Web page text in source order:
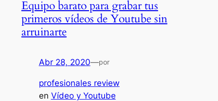
Equipo barato para grabar tus
primeros vídeos de Youtube sin
arruinarte
Abr 28, 2020—por
profesionales review
en Vídeo y Youtube